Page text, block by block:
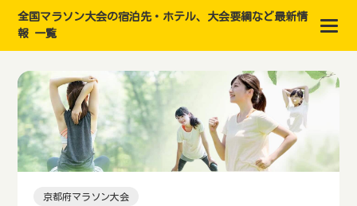
全国マラソン大会の宿泊先・ホテル、大会要綱など最新情
報 一覧
京都府マラソン大会